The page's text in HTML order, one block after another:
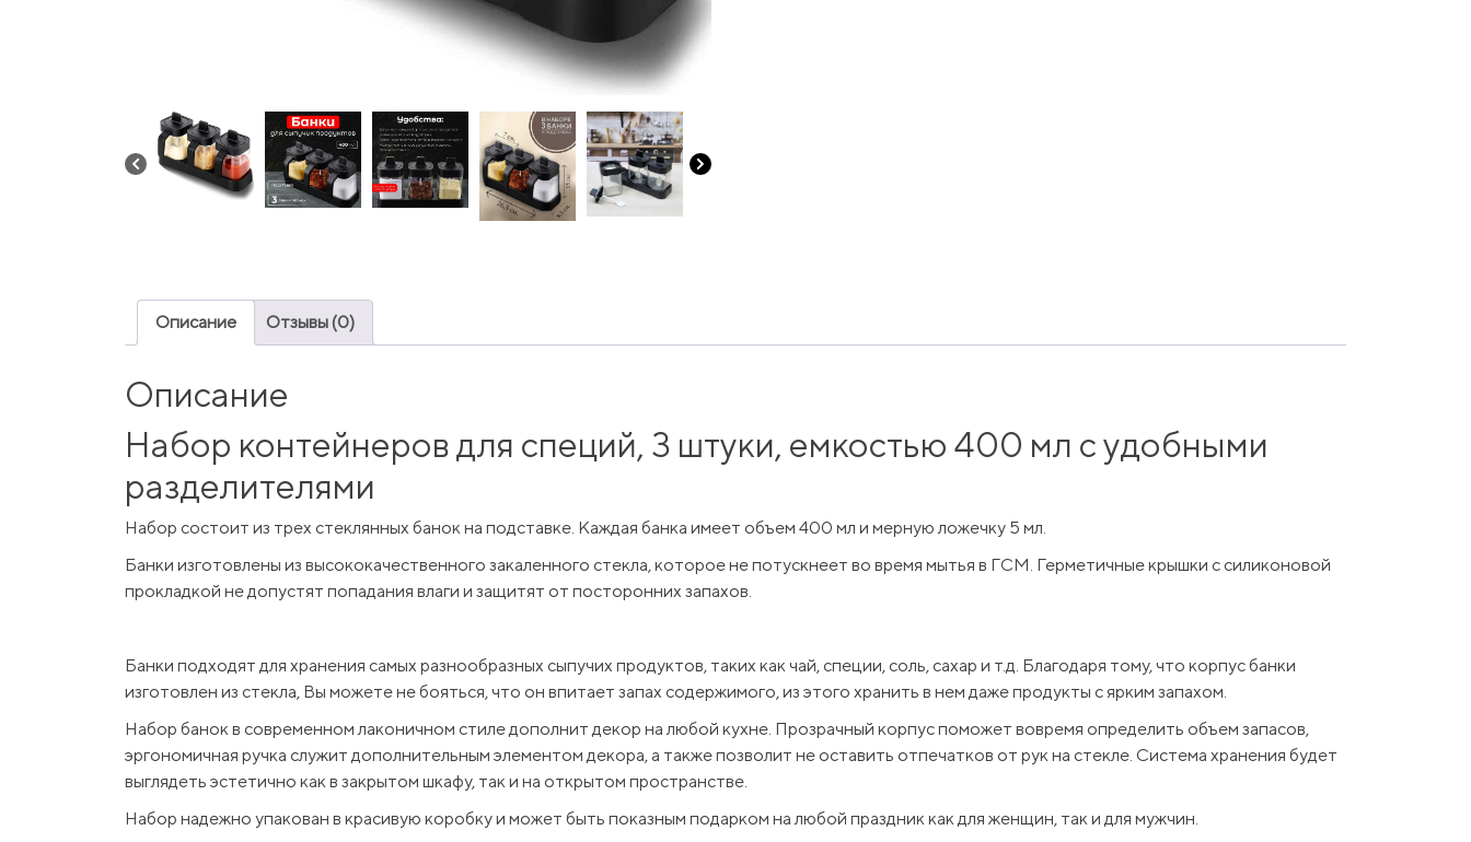
Описание Отзывы (0)
Описание
Набор контейнеров для специй, 3 штуки, емкостью 400 мл с удобными
разделителями
Набор состоит из трех стеклянных банок на подставке. Каждая банка имеет объем 400 мл и мерную ложечку 5 мл.
Банки изготовлены из высококачественного закаленного стекла, которое не потускнеет во время мытья в ГСМ. Герметичные крышки с силиконовой
прокладкой не допустят попадания влаги и защитят от посторонних запахов.
Банки подходят для хранения самых разнообразных сыпучих продуктов, таких как чай, специи, соль, сахар и т.д. Благодаря тому, что корпус банки
изготовлен из стекла, Вы можете не бояться, что он впитает запах содержимого, из этого хранить в нем даже продукты с ярким запахом.
Набор банок в современном лаконичном стиле дополнит декор на любой кухне. Прозрачный корпус поможет вовремя определить объем запасов,
эргономичная ручка служит дополнительным элементом декора, а также позволит не оставить отпечатков от рук на стекле. Система хранения будет
выглядеть эстетично как в закрытом шкафу, так и на открытом пространстве.
Набор надежно упакован в красивую коробку и может быть показным подарком на любой праздник как для женщин, так и для мужчин.